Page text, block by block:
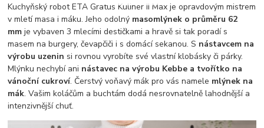
Kuchyňský robot ETA Gratus Kuliner II Max je opravdovým mistrem
v mletí masa i máku. Jeho odolný masomlýnek o průměru 62
mm je vybaven 3 mlecími destičkami a hravě si tak poradí s
masem na burgery, čevapčiči i s domácí sekanou. S nástavcem na
výrobu uzenin si rovnou vyrobíte své vlastní klobásky či párky.
Mlýnku nechybí ani nástavec na výrobu Kebbe a tvořítko na
vánoční cukroví. Čerstvý voňavý mák pro vás namele mlýnek na
mák. Vašim koláčům a buchtám dodá nesrovnatelně lahodnější a
intenzivnější chuť.